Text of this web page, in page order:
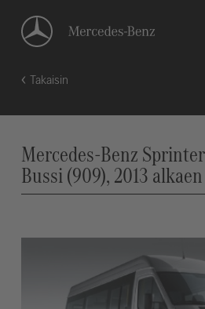
Takaisin
Mercedes-Benz Sprinter
Bussi (909), 2013 alkaen